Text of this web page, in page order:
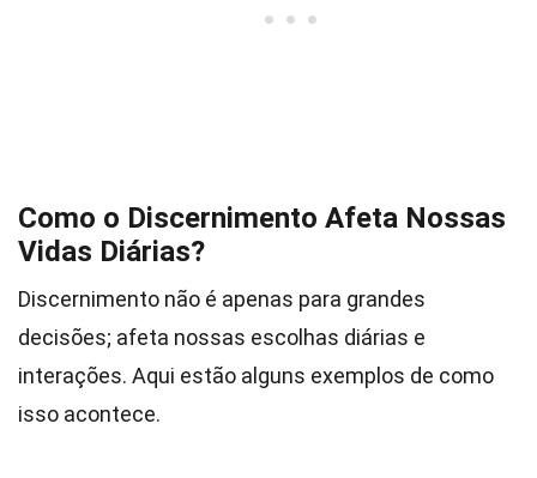
Como o Discernimento Afeta Nossas
Vidas Diárias?
Discernimento não é apenas para grandes
decisões; afeta nossas escolhas diárias e
interações. Aqui estão alguns exemplos de como
isso acontece.